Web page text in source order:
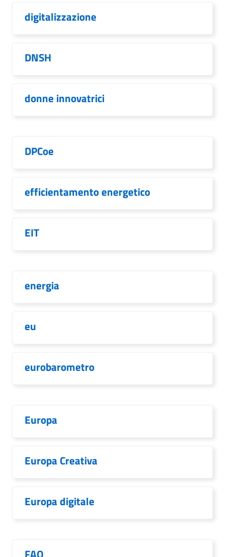
digitalizzazione
DNSH
donne innovatrici
DPCoe
efficientamento energetico
EIT
energia
eu
eurobarometro
Europa
Europa Creativa
Europa digitale